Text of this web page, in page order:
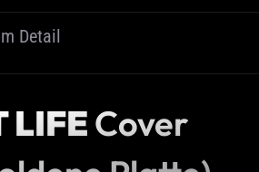
Detail
LIFECover